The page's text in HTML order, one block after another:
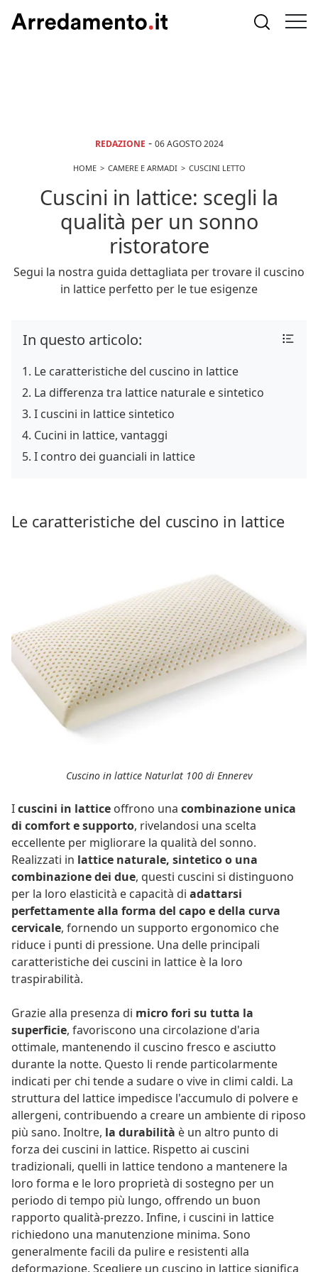
REDAZIONE - 06 AGOSTO 2024
HOME CAMERE E ARMADI CUSCINI LETTO
Cuscini in lattice: scegli la
qualità per un sonno
ristoratore
Segui la nostra guida dettagliata per trovare il cuscino
in lattice perfetto per le tue esigenze
In questo articolo:
Le caratteristiche del cuscino in lattice
La differenza tra lattice naturale e sintetico
I cuscini in lattice sintetico
Cucini in lattice, vantaggi
I contro dei guanciali in lattice
Le caratteristiche del cuscino in lattice
Cuscino in lattice Naturlat 100 di Ennerev
Icuscini in lattice offrono una combinazione unica
di comfort e supporto, rivelandosi una scelta
eccellente per migliorare la qualità del sonno.
Realizzati in lattice naturale, sintetico o una
combinazione dei due, questi cuscini si distinguono
per la loro elasticità e capacità di adattarsi
perfettamente alla forma del capo e della curva
cervicale, fornendo un supporto ergonomico che
riduce i punti di pressione. Una delle principali
caratteristiche dei cuscini in lattice è la loro
traspirabilità.
Grazie alla presenza di micro fori su tutta la
superficie, favoriscono una circolazione d'aria
ottimale, mantenendo il cuscino fresco e asciutto
durante la notte. Questo li rende particolarmente
indicati per chi tende a sudare o vive in climi caldi. La
struttura del lattice impedisce l'accumulo di polvere e
allergeni, contribuendo a creare un ambiente di riposo
più sano. Inoltre, la durabilità è un altro punto di
forza dei cuscini in lattice. Rispetto ai cuscini
tradizionali, quelli in lattice tendono a mantenere la
loro forma e le loro proprietà di sostegno per un
periodo di tempo più lungo, offrendo un buon
rapporto qualità-prezzo. Infine, i cuscini in lattice
richiedono una manutenzione minima. Sono
generalmente facili da pulire e resistenti alla
deformazione. Scegliere un cuscino in lattice significa